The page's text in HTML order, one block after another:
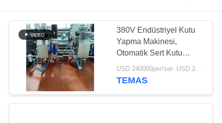
ÜRÜN
BIZIM
HAKKIMIZDA
FABRIKA
380V Endüstriyel Kutu
Yapma Makinesi,
Otomatik Sert Kutu
Yapma Makinesi
USD 240000per/set- USD 260000per/set MOQ:1
TEMAS